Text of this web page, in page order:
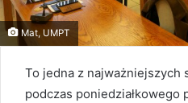
Mat, UMPT
To jedna z najważniejszych
podczas poniedziałkowego